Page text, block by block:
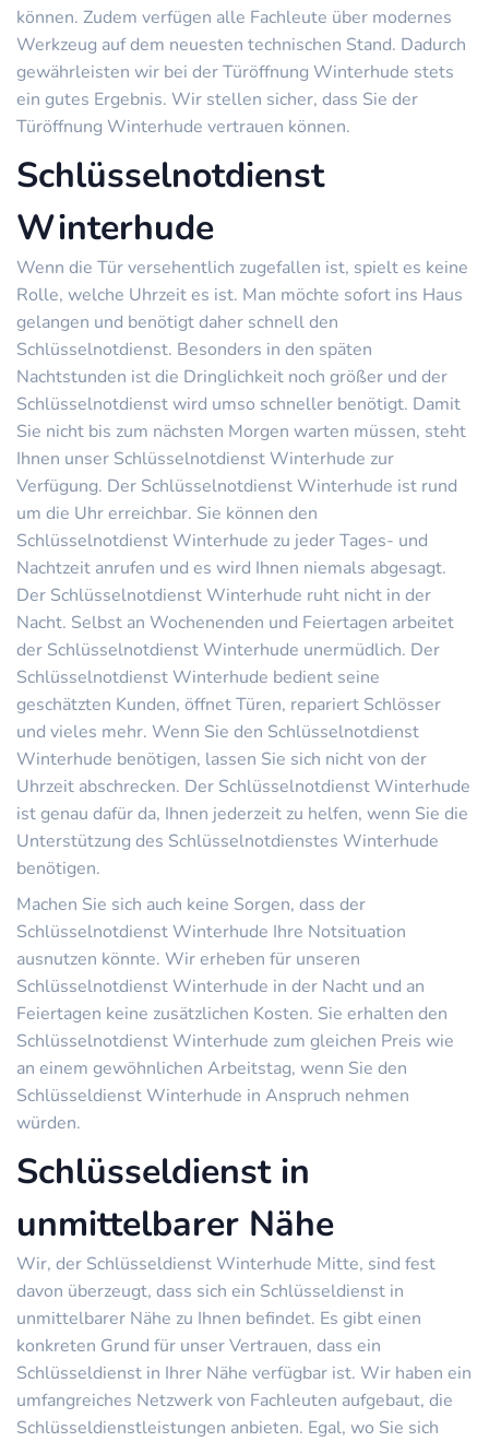
können. Zudem verfügen alle Fachleute über modernes
Werkzeug auf dem neuesten technischen Stand. Dadurch
gewährleisten wir bei der Türöffnung Winterhude stets
ein gutes Ergebnis. Wir stellen sicher, dass Sie der
Türöffnung Winterhude vertrauen können.
Schlüsselnotdienst
Winterhude
Wenn die Tür versehentlich zugefallen ist, spielt es keine
Rolle, welche Uhrzeit es ist. Man möchte sofort ins Haus
gelangen und benötigt daher schnell den
Schlüsselnotdienst. Besonders in den späten
Nachtstunden ist die Dringlichkeit noch größer und der
Schlüsselnotdienst wird umso schneller benötigt. Damit
Sie nicht bis zum nächsten Morgen warten müssen, steht
Ihnen unser Schlüsselnotdienst Winterhude zur
Verfügung. Der Schlüsselnotdienst Winterhude ist rund
um die Uhr erreichbar. Sie können den
Schlüsselnotdienst Winterhude zu jeder Tages- und
Nachtzeit anrufen und es wird Ihnen niemals abgesagt.
Der Schlüsselnotdienst Winterhude ruht nicht in der
Nacht. Selbst an Wochenenden und Feiertagen arbeitet
der Schlüsselnotdienst Winterhude unermüdlich. Der
Schlüsselnotdienst Winterhude bedient seine
geschätzten Kunden, öffnet Türen, repariert Schlösser
und vieles mehr. Wenn Sie den Schlüsselnotdienst
Winterhude benötigen, lassen Sie sich nicht von der
Uhrzeit abschrecken. Der Schlüsselnotdienst Winterhude
ist genau dafür da, Ihnen jederzeit zu helfen, wenn Sie die
Unterstützung des Schlüsselnotdienstes Winterhude
benötigen.
Machen Sie sich auch keine Sorgen, dass der
Schlüsselnotdienst Winterhude Ihre Notsituation
ausnutzen könnte. Wir erheben für unseren
Schlüsselnotdienst Winterhude in der Nacht und an
Feiertagen keine zusätzlichen Kosten. Sie erhalten den
Schlüsselnotdienst Winterhude zum gleichen Preis wie
an einem gewöhnlichen Arbeitstag, wenn Sie den
Schlüsseldienst Winterhude in Anspruch nehmen
würden.
Schlüsseldienst in
unmittelbarer Nähe
Wir, der Schlüsseldienst Winterhude Mitte, sind fest
davon überzeugt, dass sich ein Schlüsseldienst in
unmittelbarer Nähe zu Ihnen befindet. Es gibt einen
konkreten Grund für unser Vertrauen, dass ein
Schlüsseldienst in Ihrer Nähe verfügbar ist. Wir haben ein
umfangreiches Netzwerk von Fachleuten aufgebaut, die
Schlüsseldienstleistungen anbieten. Egal, wo Sie sich